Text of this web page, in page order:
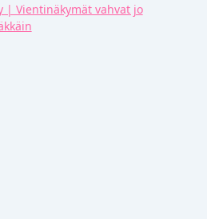
| Vientinäkymät vahvat jo